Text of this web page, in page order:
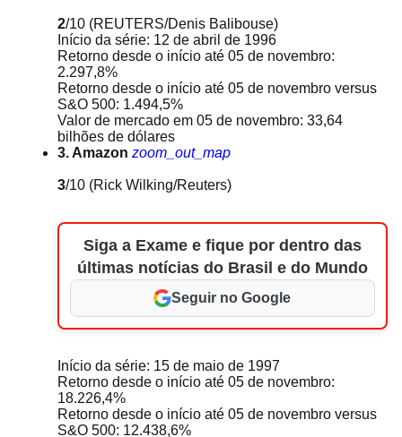
2/10 (REUTERS/Denis Balibouse)
Início da série: 12 de abril de 1996
Retorno desde o início até 05 de novembro:
2.297,8%
Retorno desde o início até 05 de novembro versus
S&O 500: 1.494,5%
Valor de mercado em 05 de novembro: 33,64
bilhões de dólares
3. Amazon zoom_out_map
3/10 (Rick Wilking/Reuters)
Siga a Exame e fique por dentro das
últimas notícias do Brasil e do Mundo
Seguir no Google
Início da série: 15 de maio de 1997
Retorno desde o início até 05 de novembro:
18.226,4%
Retorno desde o início até 05 de novembro versus
S&O 500: 12.438,6%